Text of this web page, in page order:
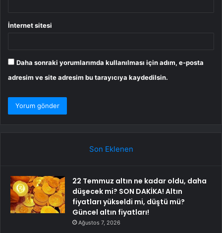
İnternet sitesi
Daha sonraki yorumlarımda kullanılması için adım, e-posta
adresim ve site adresim bu tarayıcıya kaydedilsin.
Son Eklenen
22 Temmuz altın ne kadar oldu, daha
düşecek mi? SON DAKİKA! Altın
fiyatları yükseldi mi, düştü mü?
Güncel altın fiyatları!
Ağustos 7, 2026